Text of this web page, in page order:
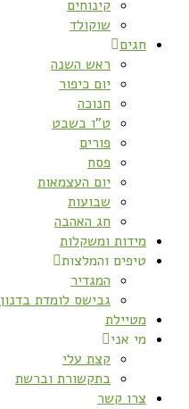
קינוחים
שוקולד
חגים
ראש השנה
יום כיפור
חנוכה
ט”ו בשבט
פורים
פסח
יום העצמאות
שבועות
חג האהבה
מידות ומשקלות
טיפים והמלצות
המגדיר
גבישס לומדת בדנון
מטיילת
מי אני
קצת עלי
בתקשורת וברשת
צרו קשר